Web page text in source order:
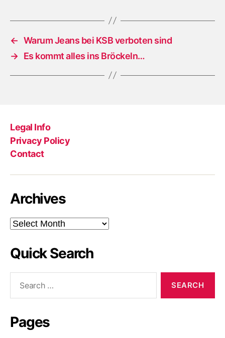
← Warum Jeans bei KSB verboten sind
→ Es kommt alles ins Bröckeln…
Legal Info
Privacy Policy
Contact
Archives
Archives
Quick Search
Pages